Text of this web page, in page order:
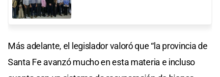
Más adelante, el legislador valoró que “la provincia de
Santa Fe avanzó mucho en esta materia e incluso